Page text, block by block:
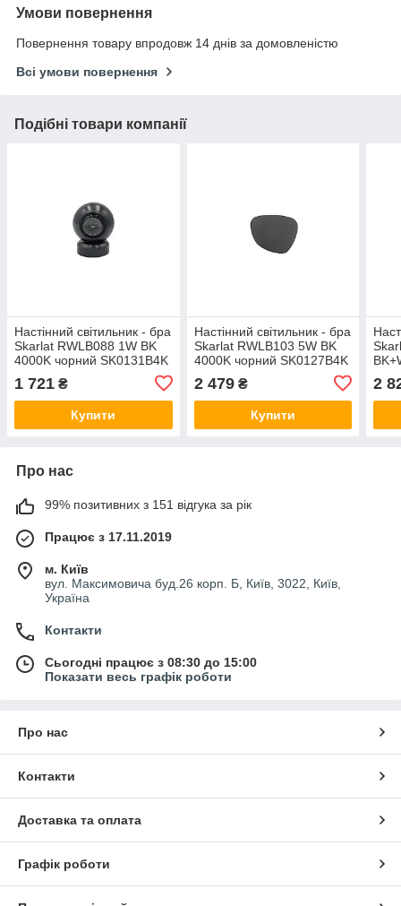
Умови повернення
Повернення товару впродовж 14 днів за домовленістю
Всі умови повернення
Подібні товари компанії
Настінний світильник - бра
Skarlat RWLB088 1W BK
4000K чорний SK0131B4K
1 721 ₴
Купити
Настінний світильник - бра
Skarlat RWLB103 5W BK
4000K чорний SK0127B4K
2 479₴
Купити
2
Про нас
99% позитивних з 151 відгука за рік
Працює з 17.11.2019
м. Київ
вул. Максимовича буд.26 корп. Б, Київ, 3022, Київ,
Україна
Контакти
Сьогодні працює з 08:30 до 15:00
Показати весь графік роботи
Про нас
Контакти
Доставка та оплата
Графік роботи